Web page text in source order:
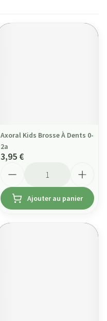
Axoral Kids Brosse À Dents 0-
2a
3,95 €
Ajouter au panier